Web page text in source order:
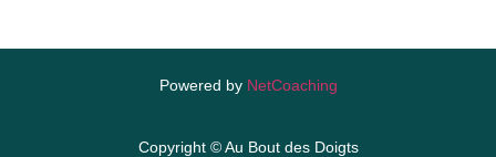
Powered by NetCoaching
Copyright © Au Bout des Doigts